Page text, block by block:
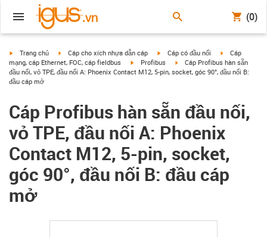
(0)
igus-icon-arrow-right
Trang chủ igus-icon-arrow-right
Cáp cho xích nhựa dẫn cáp igus-icon-arrow-right
Cáp có đầu nối igus-icon-
Cáp
mạng, cáp Ethernet, FOC, cáp fieldbus
igus-icon-arrow-right
Profibus igus-icon-arrow-right
Cáp Profibus hàn sẵn
đầu nối, vỏ TPE, đầu nối A: Phoenix Contact M12, 5-pin, socket, góc 90°, đầu nối B:
đầu cáp mở
Cáp Profibus hàn sẵn đầu nối,
vỏ TPE, đầu nối A: Phoenix
Contact M12, 5-pin, socket,
góc 90°, đầu nối B: đầu cáp
mở